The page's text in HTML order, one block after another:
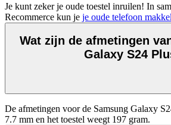
Je kunt zeker je oude toestel inruilen! In
Recommerce kun je je oude telefoon
Wat zijn de afmetingen
Galaxy S24
De afmetingen voor de Samsung Galaxy
7.7 mm en het toestel weegt 197 gram.